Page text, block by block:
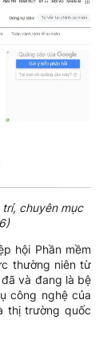
chuyên mục
hội Phần mềm
thường niên từ
và đang là bệ
công nghệ của
thị trường quốc